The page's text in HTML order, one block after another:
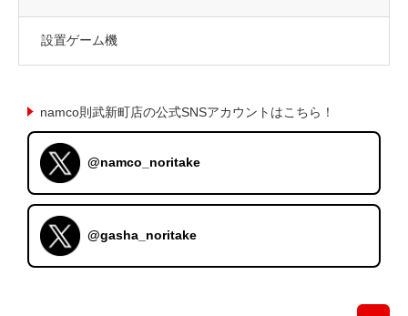
設置ゲーム機
namco則武新町店の公式SNSアカウントはこちら！
@namco_noritake
@gasha_noritake